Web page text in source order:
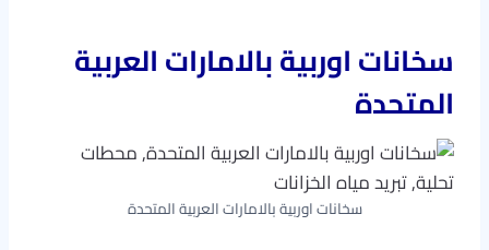
سخانات اوربية بالامارات العربية
المتحدة
سخانات اوربية بالامارات العربية المتحدة